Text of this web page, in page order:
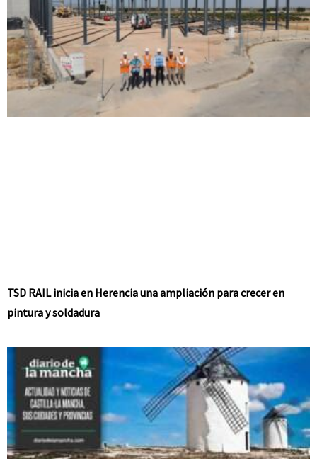
TSD RAIL inicia en Herencia una ampliación para crecer en
pintura y soldadura